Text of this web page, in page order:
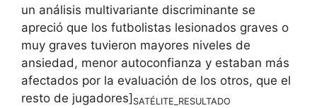
un análisis multivariante discriminante se
apreció que los futbolistas lesionados graves o
muy graves tuvieron mayores niveles de
ansiedad, menor autoconfianza y estaban más
afectados por la evaluación de los otros, que el
resto de jugadores]SATÉLITE_RESULTADO